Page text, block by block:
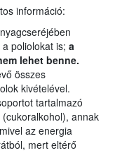
információ:
poliolokat is; a
lehet benne.
összes
kivételével.
tartalmazó
annak
az energia
mert eltérő